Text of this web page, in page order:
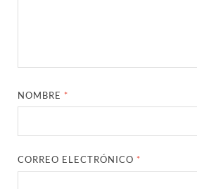
NOMBRE *
CORREO ELECTRÓNICO *